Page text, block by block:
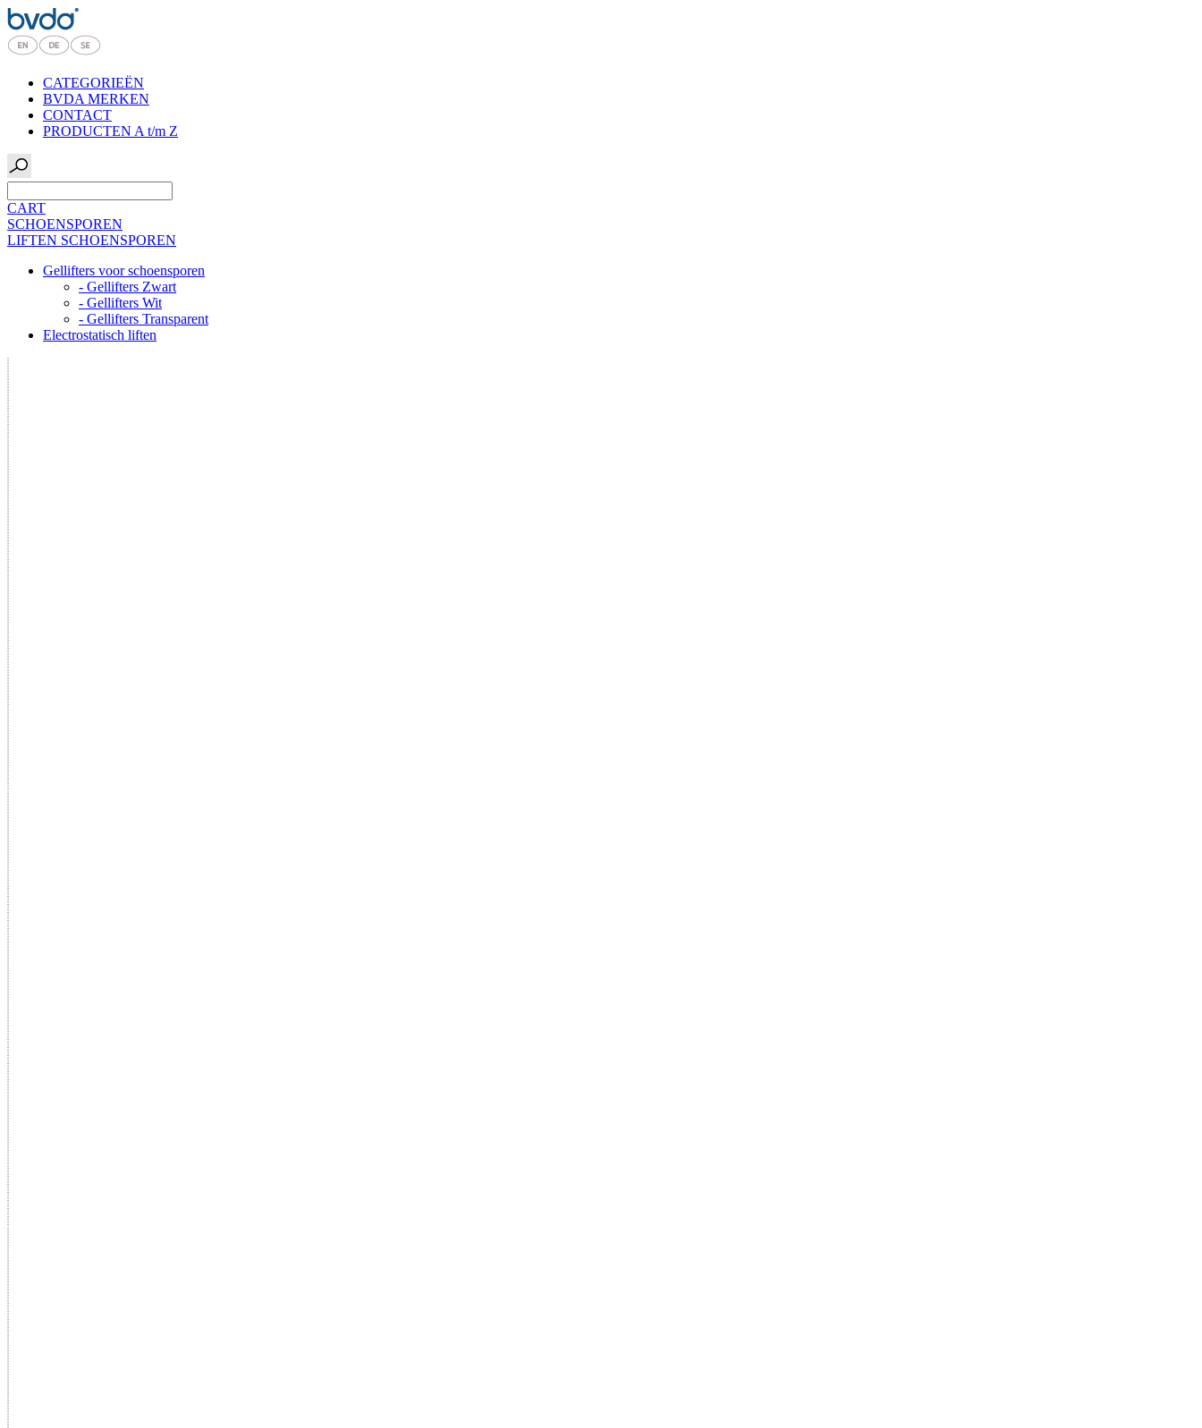
CATEGORIEËN
BVDA MERKEN
CONTACT
PRODUCTEN A t/m Z
CART
SCHOENSPOREN
LIFTEN SCHOENSPOREN
Gellifters voor schoensporen
- Gellifters Zwart
- Gellifters Wit
- Gellifters Transparent
Electrostatisch liften